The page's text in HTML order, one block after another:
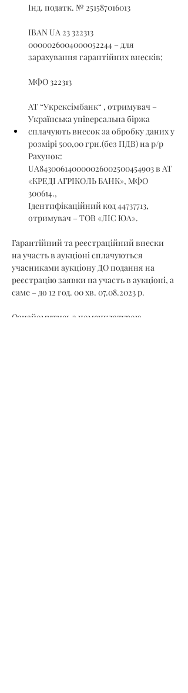
Інд. податк. № 251587016013
IBAN UA 23 322313
0000026004000052244 – для
зарахування гарантійних внесків;
МФО 322313
АТ “Укрексімбанк“ , отримувач –
Українська універсальна біржа
сплачують внесок за обробку даних у
розмірі 500,00 грн.(без ПДВ) на р/р
Рахунок:
UA843006140000026002500454903 в АТ
«КРЕДІ АГРІКОЛЬ БАНК», МФО
300614.,
Ідентифікаційний код 44737713,
отримувач – ТОВ «ЛІС ЮА».
Гарантійний та реєстраційний внески
на участь в аукціоні сплачуються
учасниками аукціону ДО подання на
реєстрацію заявки на участь в аукціоні, а
саме – до 12 год. 00 хв. 07.08.2023 р.
Ознайомитись з номенклатурою